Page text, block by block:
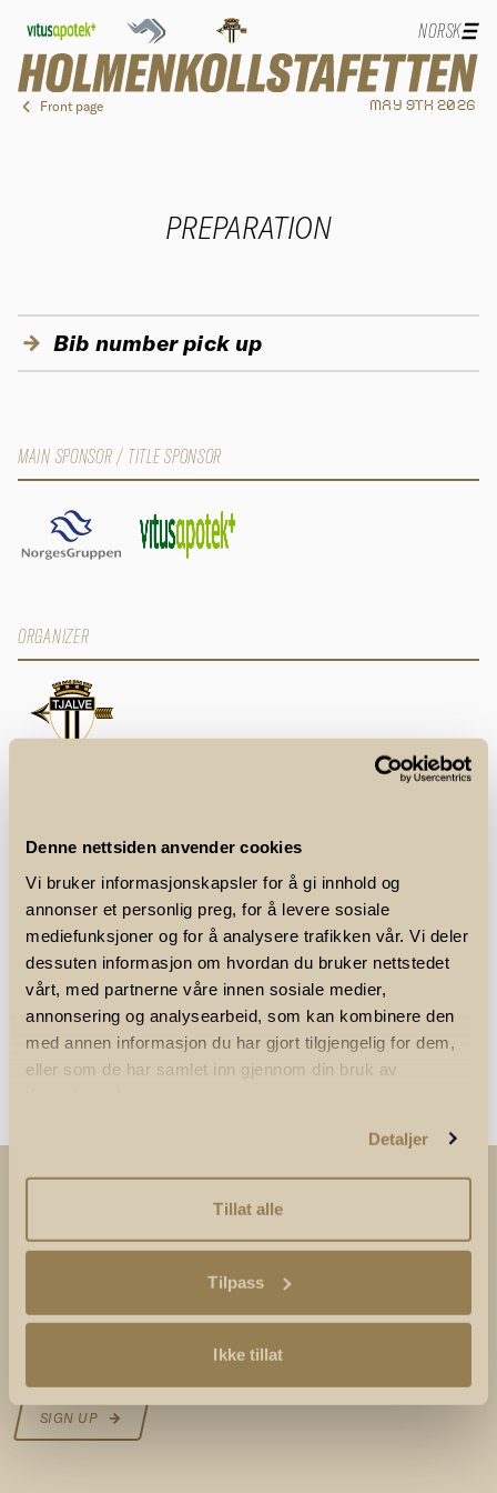
Denne nettsiden anvender cookies
Vi bruker informasjonskapsler for å gi innhold og
annonser et personlig preg, for å levere sosiale
mediefunksjoner og for å analysere trafikken vår. Vi deler
dessuten informasjon om hvordan du bruker nettstedet
vårt, med partnerne våre innen sosiale medier,
annonsering og analysearbeid, som kan kombinere den
med annen informasjon du har gjort tilgjengelig for dem,
eller som de har samlet inn gjennom din bruk av
Detaljer
Tillat alle
Tilpass
Ikke tillat
Front page MAY 9TH 2026
NORSK
PREPARATION
Bib number pick up
MAIN SPONSOR / TITLE SPONSOR
ORGANIZER
SUBSCRIBE TO OUR NEWSLETTER
can unsubscribe from our newsletter at any time.
SIGN UP